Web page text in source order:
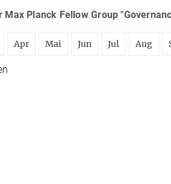
Max Planck Fellow Group
Apr Mai Jun Jul Aug